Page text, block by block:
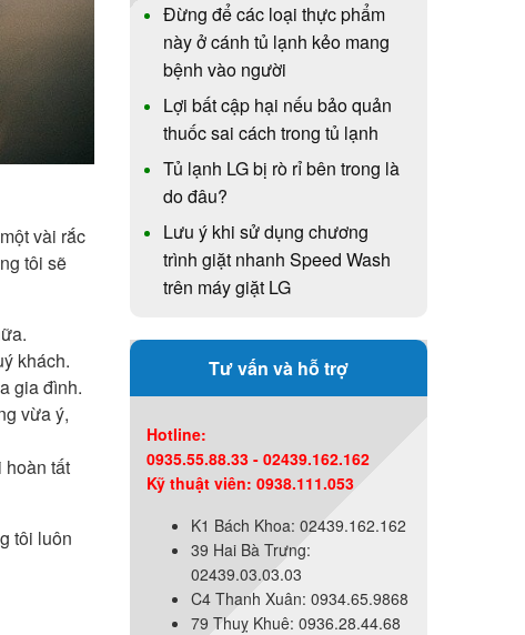
vài rắc
tôi sẽ
khách.
gia đình.
vừa ý,
hoàn tất
tôi luôn
Đừng để các loại thực phẩm
này ở cánh tủ lạnh kẻo mang
bệnh vào người
Lợi bất cập hại nếu bảo quản
thuốc sai cách trong tủ lạnh
Tủ lạnh LG bị rò rỉ bên trong là
do đâu?
Lưu ý khi sử dụng chương
trình giặt nhanh Speed Wash
trên máy giặt LG
Tư vấn và hỗ trợ
Hotline:
0935.55.88.33 - 02439.162.162
Kỹ thuật viên: 0938.111.053
K1 Bách Khoa: 02439.162.162
39 Hai Bà Trưng:
02439.03.03.03
C4 Thanh Xuân: 0934.65.9868
79 Thuỵ Khuê: 0936.28.44.68